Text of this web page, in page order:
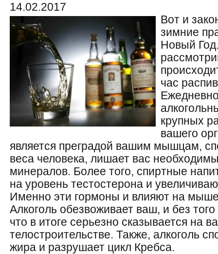
14.02.2017
Вот и
зимние
Новый
час
крупных
вашего
является преградой вашим мышцам,
веса человека, лишает вас
минералов. Более того, спиртные
на уровень тестостерона и
Именно эти гормоны и влияют на
Алкоголь обезвоживает ваш, и без
что в итоге серьезно сказывается на
телостроительстве. Также, алкоголь
жира и разрушает цикл Кребса.